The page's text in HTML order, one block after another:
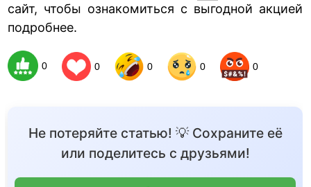
сайт, чтобы ознакомиться с выгодной акцией
подробнее.
0 0 0 0 0
Не потеряйте статью! 💡 Сохраните её
или поделитесь с друзьями!